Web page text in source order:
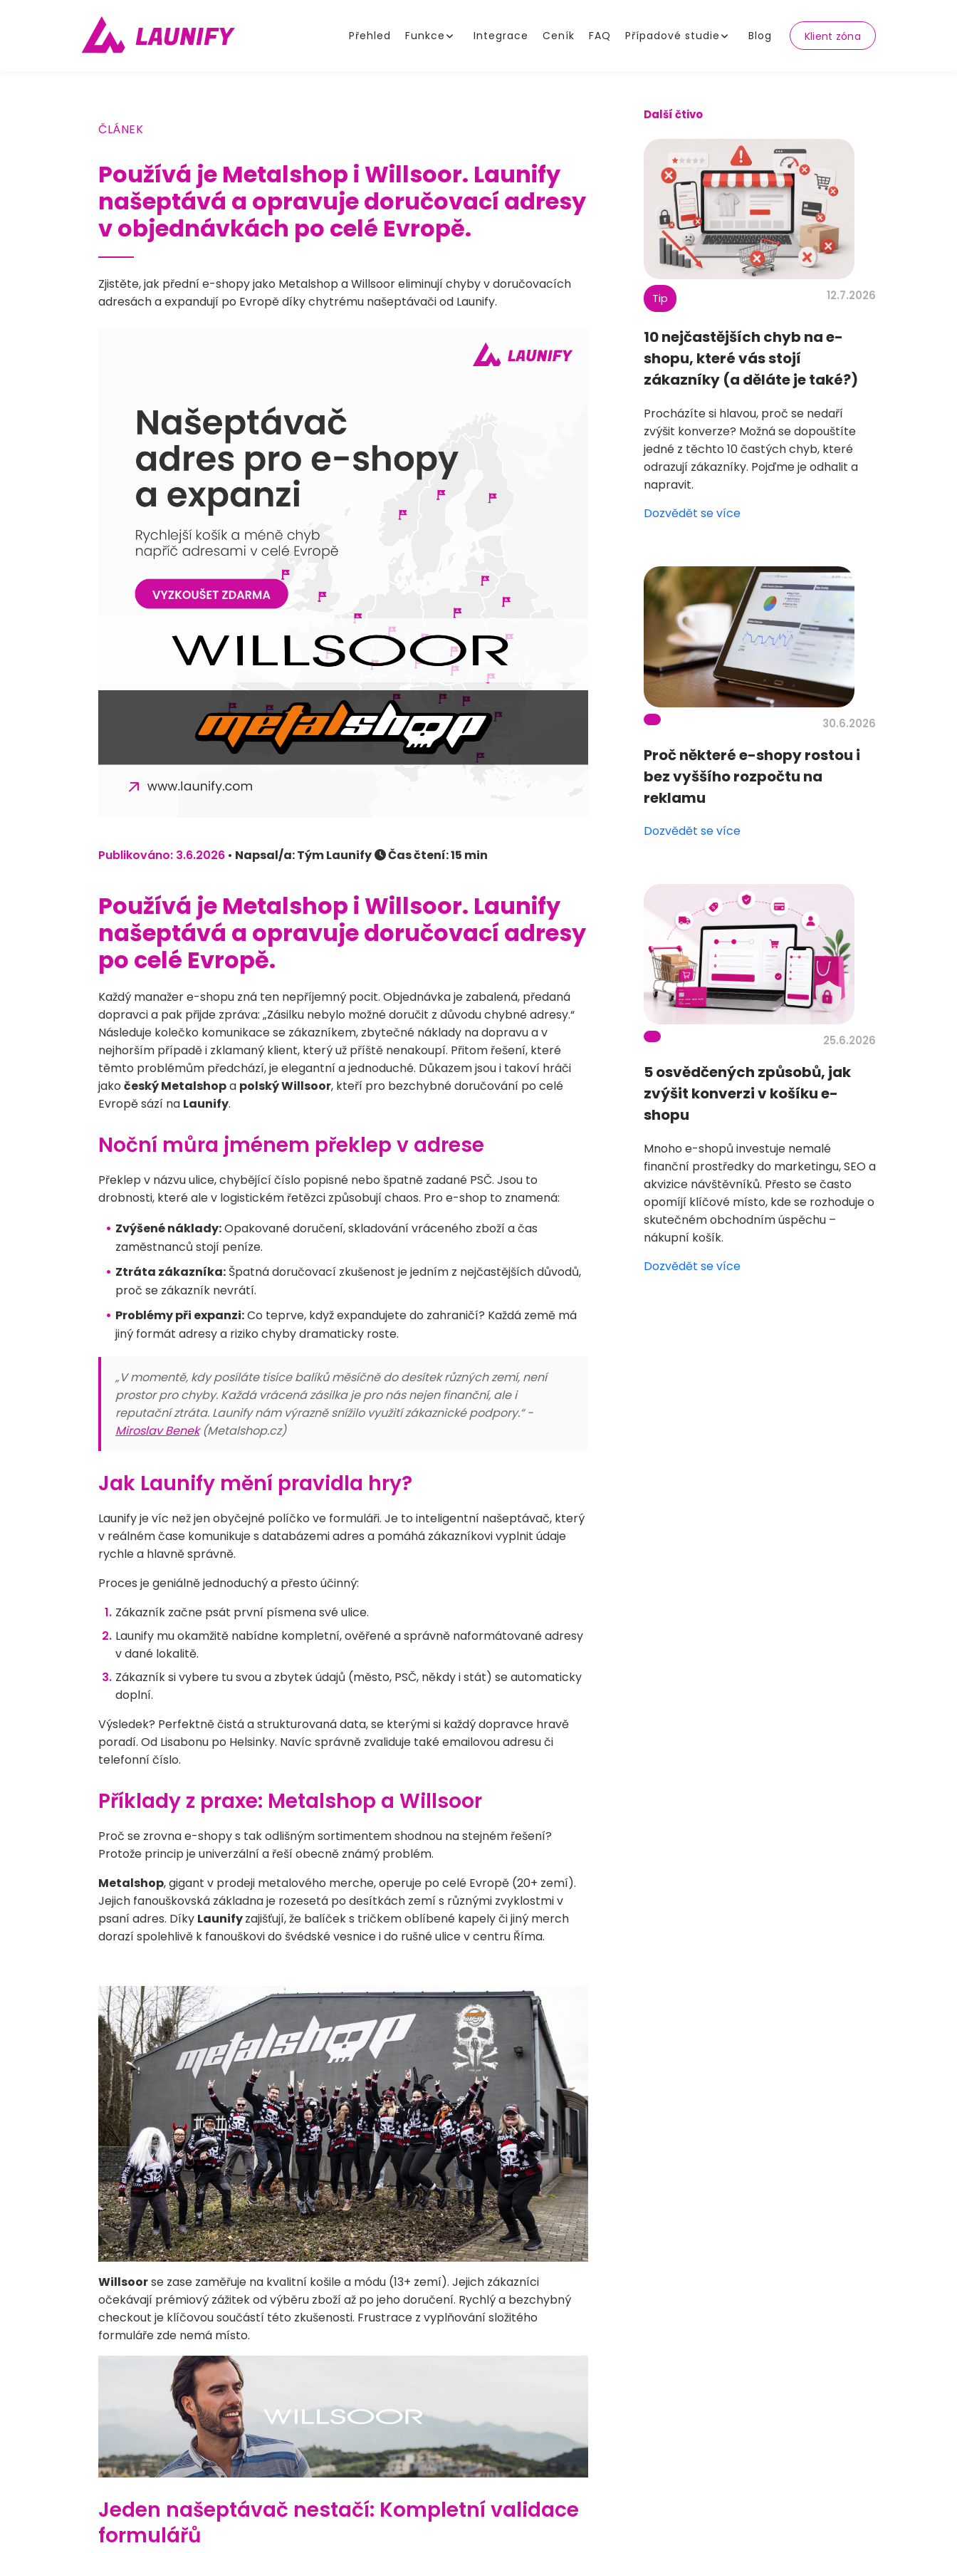
Přehled Funkce Integrace Ceník FAQ Případové studie Blog Klient zóna
ČLÁNEK
Používá je Metalshop i Willsoor. Launify
našeptává a opravuje doručovací adresy
v objednávkách po celé Evropě.
Zjistěte, jak přední e-shopy jako Metalshop a Willsoor eliminují chyby v doručovacích
adresách a expandují po Evropě díky chytrému našeptávači od Launify.
Publikováno: 3.6.2026 • Napsal/a: Tým Launify Čas čtení: 15 min
Používá je Metalshop i Willsoor. Launify
našeptává a opravuje doručovací adresy
po celé Evropě.
Každý manažer e-shopu zná ten nepříjemný pocit. Objednávka je zabalená, předaná
dopravci a pak přijde zpráva: „Zásilku nebylo možné doručit z důvodu chybné adresy.“
Následuje kolečko komunikace se zákazníkem, zbytečné náklady na dopravu a v
nejhorším případě i zklamaný klient, který už příště nenakoupí. Přitom řešení, které
těmto problémům předchází, je elegantní a jednoduché. Důkazem jsou i takoví hráči
jako český Metalshopa polský Willsoor, kteří pro bezchybné doručování po celé
Evropě sází na Launify.
Noční můra jménem překlep v adrese
Překlep v názvu ulice, chybějící číslo popisné nebo špatně zadané PSČ. Jsou to
drobnosti, které ale v logistickém řetězci způsobují chaos. Pro e-shop to znamená:
Zvýšené náklady:Opakované doručení, skladování vráceného zboží a čas
zaměstnanců stojí peníze.
Ztráta zákazníka:Špatná doručovací zkušenost je jedním z nejčastějších důvodů,
proč se zákazník nevrátí.
Problémy při expanzi:Co teprve, když expandujete do zahraničí? Každá země má
jiný formát adresy a riziko chyby dramaticky roste.
„V momentě, kdy posíláte tisíce balíků měsíčně do desítek různých zemí, není
prostor pro chyby. Každá vrácená zásilka je pro nás nejen finanční, ale i
reputační ztráta. Launify nám výrazně snížilo využití zákaznické podpory.“ -
Miroslav Benek(Metalshop.cz)
Jak Launify mění pravidla hry?
Launify je víc než jen obyčejné políčko ve formuláři. Je to inteligentní našeptávač, který
v reálném čase komunikuje s databázemi adres a pomáhá zákazníkovi vyplnit údaje
rychle a hlavně správně.
Proces je geniálně jednoduchý a přesto účinný:
Zákazník začne psát první písmena své ulice.
Launify mu okamžitě nabídne kompletní, ověřené a správně naformátované adresy
v dané lokalitě.
Zákazník si vybere tu svou a zbytek údajů (město, PSČ, někdy i stát) se automaticky
doplní.
Výsledek? Perfektně čistá a strukturovaná data, se kterými si každý dopravce hravě
poradí. Od Lisabonu po Helsinky. Navíc správně zvaliduje také emailovou adresu či
telefonní číslo.
Příklady z praxe: Metalshop a Willsoor
Proč se zrovna e-shopy s tak odlišným sortimentem shodnou na stejném řešení?
Protože princip je univerzální a řeší obecně známý problém.
Metalshop, gigant v prodeji metalového merche, operuje po celé Evropě (20+ zemí).
Jejich fanouškovská základna je rozesetá po desítkách zemí s různými zvyklostmi v
psaní adres. Díky Launifyzajišťují, že balíček s tričkem oblíbené kapely či jiný merch
dorazí spolehlivě k fanouškovi do švédské vesnice i do rušné ulice v centru Říma.
Willsoorse zase zaměřuje na kvalitní košile a módu (13+ zemí). Jejich zákazníci
očekávají prémiový zážitek od výběru zboží až po jeho doručení. Rychlý a bezchybný
checkout je klíčovou součástí této zkušenosti. Frustrace z vyplňování složitého
formuláře zde nemá místo.
Jeden našeptávač nestačí: Kompletní validace
formulářů
Další čtivo
Tip 12.7.2026
10 nejčastějších chyb na e-
shopu, které vás stojí
zákazníky (a děláte je také?)
Procházíte si hlavou, proč se nedaří
zvýšit konverze? Možná se dopouštíte
jedné z těchto 10 častých chyb, které
odrazují zákazníky. Pojďme je odhalit a
napravit.
Dozvědět se více
30.6.2026
Proč některé e-shopy rostou i
bez vyššího rozpočtu na
reklamu
Dozvědět se více
25.6.2026
5 osvědčených způsobů, jak
zvýšit konverzi v košíku e-
shopu
Mnoho e-shopů investuje nemalé
finanční prostředky do marketingu, SEO a
akvizice návštěvníků. Přesto se často
opomíjí klíčové místo, kde se rozhoduje o
skutečném obchodním úspěchu –
nákupní košík.
Dozvědět se více